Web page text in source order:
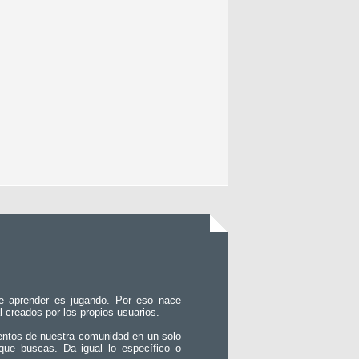
aprender es jugando. Por eso nace
creados por los propios usuarios.
de nuestra comunidad en un solo
buscas. Da igual lo específico o